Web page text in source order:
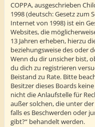
COPPA, ausgeschrieben
1998 (deutsch: Gesetz zum
Internet von 1998) ist ein
Websites, die
13 Jahren erheben, hierzu
beziehungsweise des oder
Wenn du dir unsicher bist,
du dich zu registrieren
Beistand zu Rate. Bitte
Besitzer dieses Boards
nicht die Anlaufstelle für
außer solchen, die unter
falls es Beschwerden oder
gibt?“ behandelt werden.